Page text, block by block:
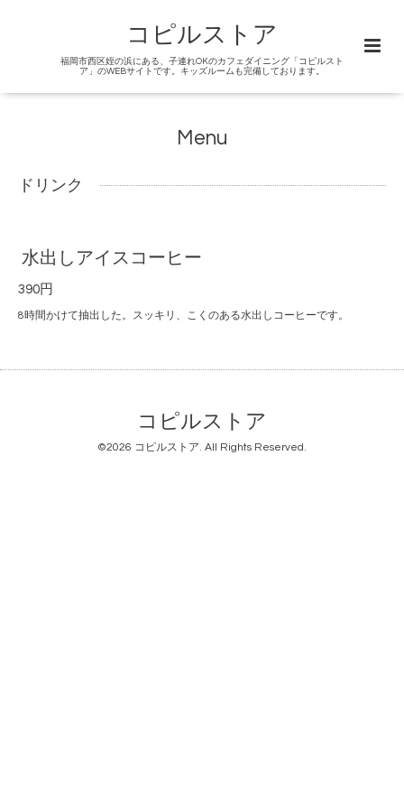
コピルストア
福岡市西区姪の浜にある、子連れOKのカフェダイニング「コピルスト
ア」のWEBサイトです。キッズルームも完備しております。
Menu
ドリンク
水出しアイスコーヒー
390円
8時間かけて抽出した。スッキリ、こくのある水出しコーヒーです。
コピルストア
©2026 コピルストア. All Rights Reserved.